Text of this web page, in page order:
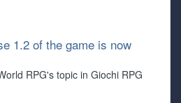
1.2 of the game is now
RPG's topic in Giochi RPG